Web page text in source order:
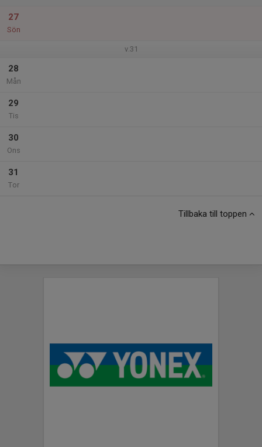
27
Sön
v.31
28
Mån
29
Tis
30
Ons
31
Tor
Tillbaka till toppen